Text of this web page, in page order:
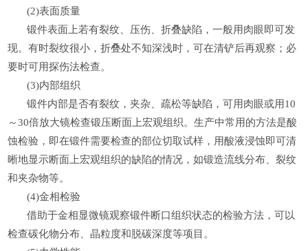
(2)表面质量
锻件表面上若有裂纹、压伤、折叠缺陷，一般用肉眼即可发
现。有时裂纹很小，折叠处不知深浅时，可在清铲后再观察；必
要时可用探伤法检查。
(3)内部组织
锻件内部是否有裂纹，夹杂、疏松等缺陷，可用肉眼或用10
～30倍放大镜检查锻压断面上宏观组织。生产中常用的方法是酸
蚀检验，即在锻件需要检查的部位切取试样，用酸液浸蚀即可清
晰地显示断面上宏观组织的缺陷的情况，如锻造流线分布、裂纹
和夹杂物等。
(4)金相检验
借助于金相显微镜观察锻件断口组织状态的检验方法，可以
检查碳化物分布、晶粒度和脱碳深度等项目。